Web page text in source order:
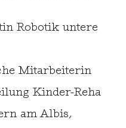
Robotik untere
Mitarbeiterin
Kinder-Reha
am Albis,